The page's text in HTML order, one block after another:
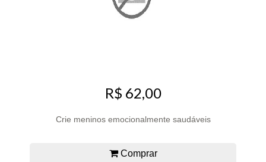
R$ 62,00
Crie meninos emocionalmente saudáveis
Comprar